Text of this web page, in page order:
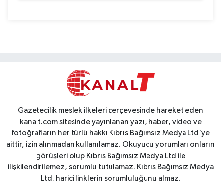
Gazetecilik meslek ilkeleri çerçevesinde hareket eden
kanalt.com sitesinde yayınlanan yazı, haber, video ve
fotoğrafların her türlü hakkı Kıbrıs Bağımsız Medya Ltd'ye
aittir, izin alınmadan kullanılamaz. Okuyucu yorumları onların
görüşleri olup Kıbrıs Bağımsız Medya Ltd ile
ilişkilendirilemez, sorumlu tutulamaz. Kıbrıs Bağımsız Medya
Ltd. harici linklerin sorumluluğunu almaz.